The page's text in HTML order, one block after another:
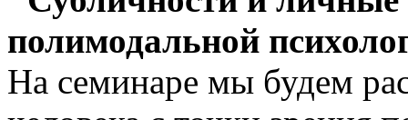
полимодальной
На семинаре мы будем